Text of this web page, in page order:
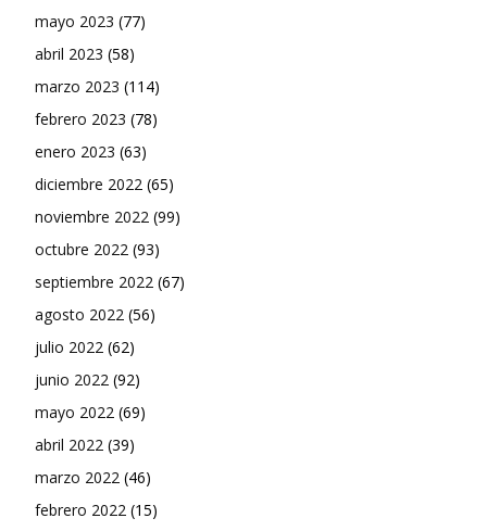
mayo 2023 (77)
abril 2023 (58)
marzo 2023 (114)
febrero 2023 (78)
enero 2023 (63)
diciembre 2022 (65)
noviembre 2022 (99)
octubre 2022 (93)
septiembre 2022 (67)
agosto 2022 (56)
julio 2022 (62)
junio 2022 (92)
mayo 2022 (69)
abril 2022 (39)
marzo 2022 (46)
febrero 2022 (15)